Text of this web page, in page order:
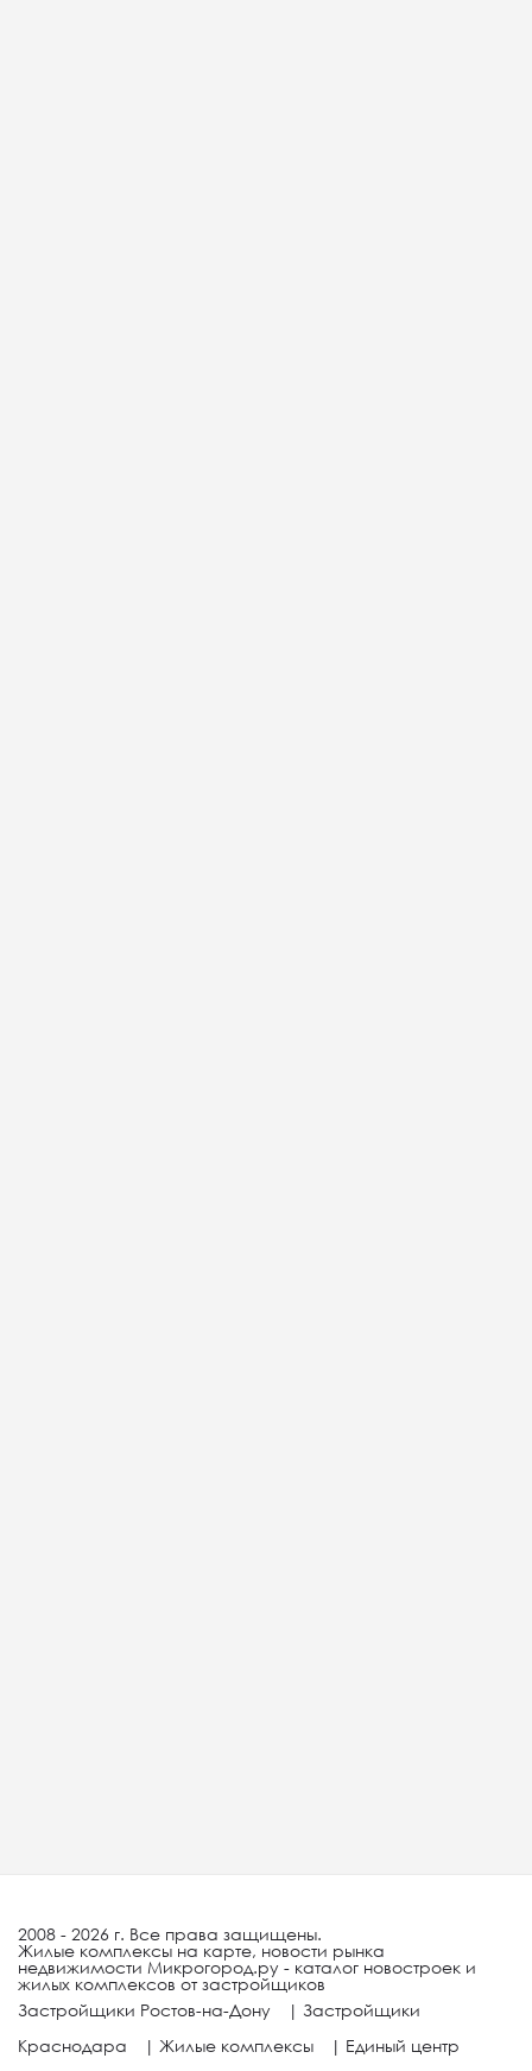
2008 - 2026 г. Все права защищены.
Жилые комплексы на карте, новости рынка
недвижимости Микрогород.ру - каталог новостроек и
жилых комплексов от застройщиков
Застройщики Ростов-на-Дону
| Застройщики
Краснодара
| Жилые комплексы | Единый центр